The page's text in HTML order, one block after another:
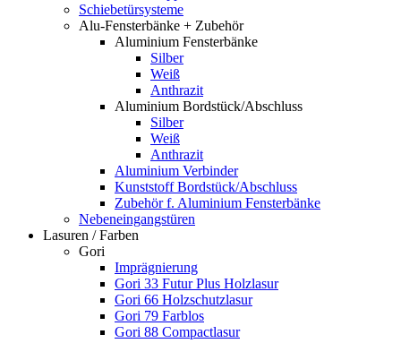
Schiebetürsysteme
Alu-Fensterbänke + Zubehör
Aluminium Fensterbänke
Silber
Weiß
Anthrazit
Aluminium Bordstück/Abschluss
Silber
Weiß
Anthrazit
Aluminium Verbinder
Kunststoff Bordstück/Abschluss
Zubehör f. Aluminium Fensterbänke
Nebeneingangstüren
Lasuren / Farben
Gori
Imprägnierung
Gori 33 Futur Plus Holzlasur
Gori 66 Holzschutzlasur
Gori 79 Farblos
Gori 88 Compactlasur